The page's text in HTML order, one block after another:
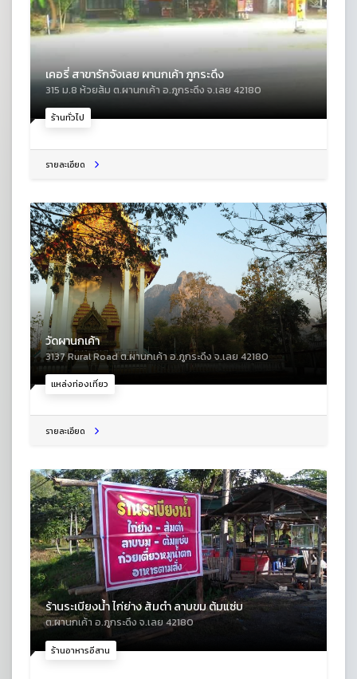
ร้านทั่วไป
เคอรี่ สาขารักจังเลย ผานกเค้า ภูกระดึง
315 ม.8 ห้วยส้ม ต.ผานกเค้า อ.ภูกระดึง จ.เลย 42180
รายละเอียด
แหล่งท่องเที่ยว
วัดผานกเค้า
3137 Rural Road ต.ผานกเค้า อ.ภูกระดึง จ.เลย 42180
รายละเอียด
ร้านอาหารอีสาน
ร้านระเบียงน้ำ ไก่ย่าง ส้มตำ ลาบขม ต้มแซ่บ
ต.ผานกเค้า อ.ภูกระดึง จ.เลย 42180